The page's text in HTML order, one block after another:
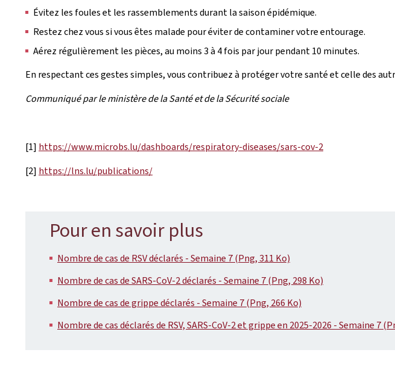
Évitez les foules et les rassemblements durant la saison épidémique.
Restez chez vous si vous êtes malade pour éviter de contaminer votre entourage.
Aérez régulièrement les pièces, au moins 3 à 4 fois par jour pendant 10 minutes.
En respectant ces gestes simples, vous contribuez à protéger votre santé et celle des
Communiqué par le ministère de la Santé et de la Sécurité sociale
[1] https://www.microbs.lu/dashboards/respiratory-diseases/sars-cov-2
[2] https://lns.lu/publications/
Pour en savoir plus
Nombre de cas de RSV déclarés - Semaine 7 (Png, 311 Ko)
Nombre de cas de SARS-CoV-2 déclarés - Semaine 7 (Png, 298 Ko)
Nombre de cas de grippe déclarés - Semaine 7 (Png, 266 Ko)
Nombre de cas déclarés de RSV, SARS-CoV-2 et grippe en 2025-2026 - Semaine 7